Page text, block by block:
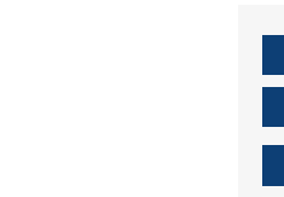
キーレックスを品番からお探し